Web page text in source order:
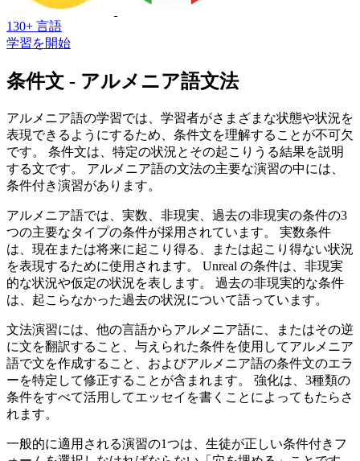
130+ 言語
学習を開始
条件文 - アルメニア語文法
アルメニア語の学習では、学習者がさまざまな状態や状況を
表現できるようにするため、条件文を理解することが不可欠
です。 条件文は、特定の状況とその起こりうる結果を説明
する文です。 アルメニア語の文法の主要な演習の中には、
条件付き演習があります。
アルメニア語では、実数、非現実、過去の非現実の条件の3
つの主要なタイプの条件が採用されています。 実数条件
は、現在または将来に起こり得る、または起こり得ない状況
を表現するために使用されます。 Unreal の条件は、非現実
的な状況や仮定の状況を表します。 過去の非現実的な条件
は、起こらなかった過去の状況について語っています。
文法演習には、他の言語からアルメニア語に、またはその逆
に文を翻訳すること、与えられた条件を使用してアルメニア
語で文を作成すること、およびアルメニア語の条件文のエラ
ーを特定して修正することが含まれます。 強化は、3種類の
条件をすべて活用してエッセイを書くことによってもたらさ
れます。
一般的に適用される演習の1つは、生徒が正しい条件付きフ